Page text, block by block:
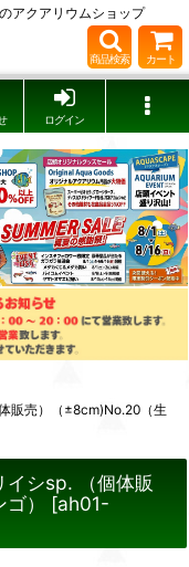
アクアリウムショップ
商品検索 カート
ログイン
販売）（±8cm)No.20（生
イシsp. （個体販
）
[ah01-